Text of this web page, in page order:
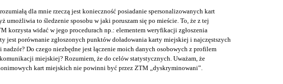
dla mnie rzeczą jest konieczność posiadanie spersonalizowanych kart
umożliwia to śledzenie sposobu w jaki poruszam się po mieście. To, że z tej
korzysta widać w jego procedurach np.: elementem weryfikacji zgłoszenia
jest porównanie zgłoszonych punktów doładowania karty miejskiej i najczęstszych
nadzór? Do czego niezbędne jest łączenie moich danych osobowych z profilem
miejskiej? Rozumiem, że do celów statystycznych. Uważam, że
kart miejskich nie powinni być przez ZTM „dyskryminowani”.